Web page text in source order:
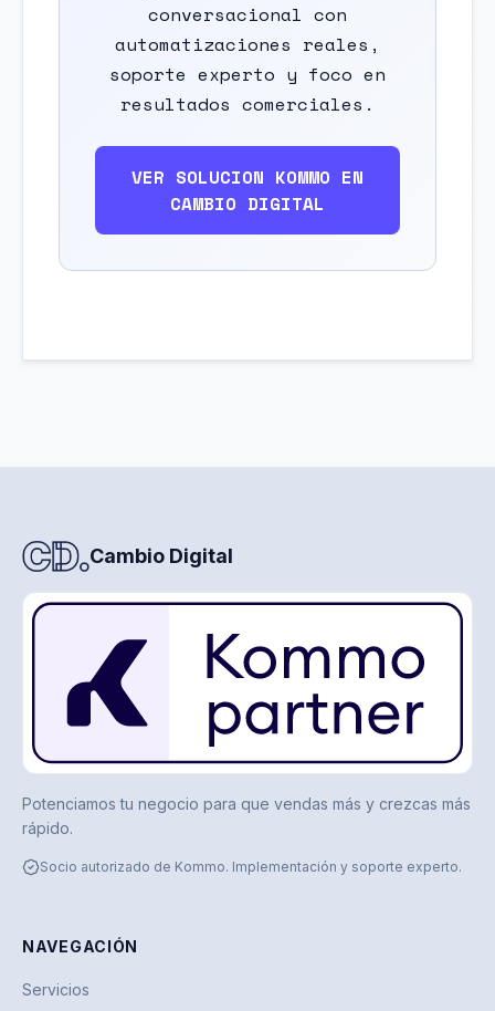
conversacional con
automatizaciones reales,
soporte experto y foco en
resultados comerciales.
VER SOLUCION KOMMO EN
CAMBIO DIGITAL
Cambio Digital
Potenciamos tu negocio para que vendas más y crezcas más
rápido.
Socio autorizado de Kommo. Implementación y soporte experto.
NAVEGACIÓN
Servicios